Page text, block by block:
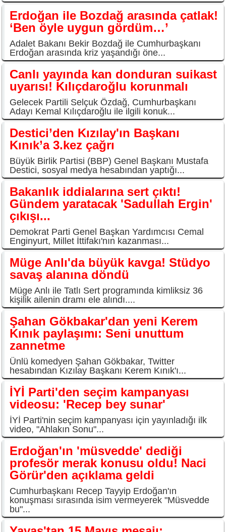
Erdoğan ile Bozdağ arasında çatlak!
‘Ben öyle uygun gördüm…’
Adalet Bakanı Bekir Bozdağ ile Cumhurbaşkanı
Erdoğan arasında kriz yaşandığı öne...
Canlı yayında kan donduran suikast
uyarısı! Kılıçdaroğlu korunmalı
Gelecek Partili Selçuk Özdağ, Cumhurbaşkanı
Adayı Kemal Kılıçdaroğlu ile ilgili konuk...
Destici’den Kızılay'ın Başkanı
Kınık’a 3.kez çağrı
Büyük Birlik Partisi (BBP) Genel Başkanı Mustafa
Destici, sosyal medya hesabından yaptığı...
Bakanlık iddialarına sert çıktı!
Gündem yaratacak 'Sadullah Ergin'
çıkışı...
Demokrat Parti Genel Başkan Yardımcısı Cemal
Enginyurt, Millet İttifakı'nın kazanması...
Müge Anlı'da büyük kavga! Stüdyo
savaş alanına döndü
Müge Anlı ile Tatlı Sert programında kimliksiz 36
kişilik ailenin dramı ele alındı....
Şahan Gökbakar'dan yeni Kerem
Kınık paylaşımı: Seni unuttum
zannetme
Ünlü komedyen Şahan Gökbakar, Twitter
hesabından Kızılay Başkanı Kerem Kınık'ı...
İYİ Parti'den seçim kampanyası
videosu: 'Recep bey sunar'
İYİ Parti'nin seçim kampanyası için yayınladığı ilk
video, "Ahlakın Sonu"...
Erdoğan'ın 'müsvedde' dediği
profesör merak konusu oldu! Naci
Görür'den açıklama geldi
Cumhurbaşkanı Recep Tayyip Erdoğan'ın
konuşması sırasında isim vermeyerek "Müsvedde
bu"...